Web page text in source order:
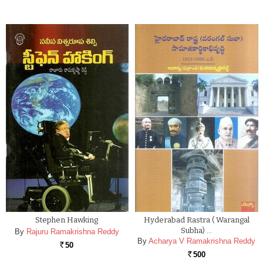
Stephen Hawking
By Rajuru Ramakrishna Reddy
Rs. 50
Hyderabad Rastra ( Warangal
Subha) …
By Acharya V Ramakrishna Reddy
Rs. 500